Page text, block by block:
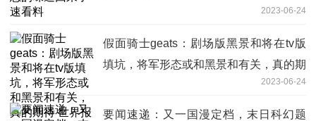
2023-06-24
假面骑士geats：剧场版黑景和将在tv版
填坑，将军形态或和黑景和有关，真的期
2023-06-24
要闻速递：又一国漫定档，末日科幻题